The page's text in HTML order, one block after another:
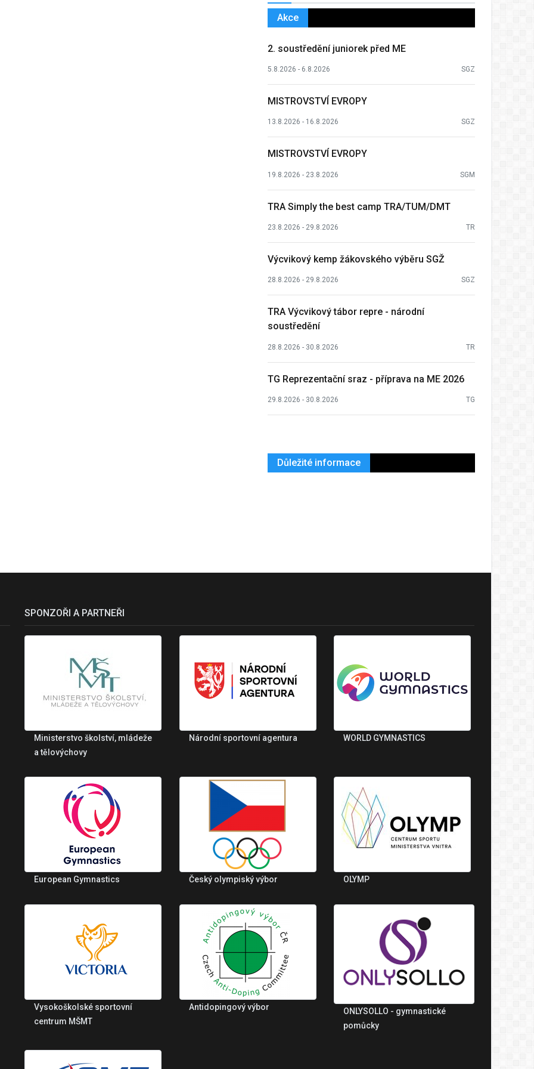
Akce
2. soustředění juniorek před ME
5.8.2026 - 6.8.2026 SGZ
MISTROVSTVÍ EVROPY
13.8.2026 - 16.8.2026 SGZ
MISTROVSTVÍ EVROPY
19.8.2026 - 23.8.2026 SGM
TRA Simply the best camp TRA/TUM/DMT
23.8.2026 - 29.8.2026 TR
Výcvikový kemp žákovského výběru SGŽ
28.8.2026 - 29.8.2026 SGZ
TRA Výcvikový tábor repre - národní
soustředění
28.8.2026 - 30.8.2026 TR
TG Reprezentační sraz - příprava na ME 2026
29.8.2026 - 30.8.2026 TG
Důležité informace
SPONZOŘI A PARTNEŘI
Ministerstvo školství, mládeže
a tělovýchovy
Národní sportovní agentura WORLD GYMNASTICS
European Gymnastics Český olympiský výbor OLYMP
Vysokoškolské sportovní
centrum MŠMT
Antidopingový výbor
ONLYSOLLO - gymnastické
pomůcky